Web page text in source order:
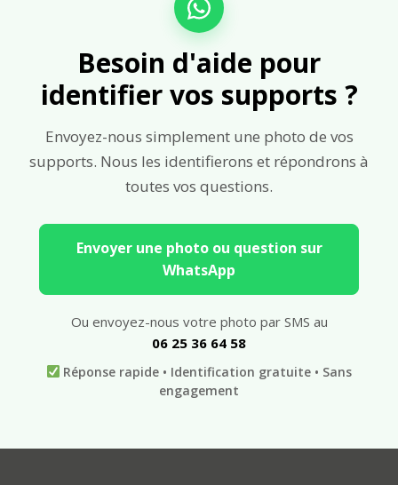
Besoin d'aide pour
identifier vos supports ?
Envoyez-nous simplement une photo de vos
supports. Nous les identifierons et répondrons à
toutes vos questions.
Envoyer une photo ou question sur
WhatsApp
Ou envoyez-nous votre photo par SMS au
06 25 36 64 58
Réponse rapide • Identification gratuite • Sans
engagement